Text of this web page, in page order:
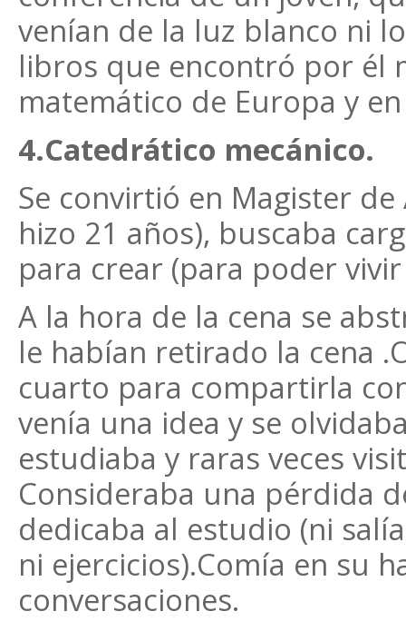
venían de la luz blanco ni
libros que encontró por él
matemático de Europa y
4.Catedrático mecánico.
Se convirtió en Magister
hizo 21 años), buscaba
para crear (para poder
A la hora de la cena se
le habían retirado la cena
cuarto para compartirla
venía una idea y se
estudiaba y raras veces
Consideraba una pérdida
dedicaba al estudio (ni
ni ejercicios).Comía en su
conversaciones.